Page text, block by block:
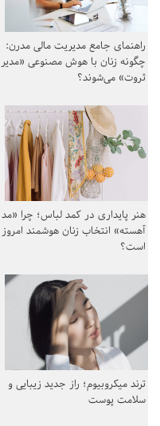
راهنمای جامع مدیریت مالی مدرن:
چگونه زنان با هوش مصنوعی «مدیر
ثروت» می‌شوند؟
هنر پایداری در کمد لباس؛ چرا «مد
آهسته» انتخاب زنان هوشمند امروز
است؟
ترند میکروبیوم؛ راز جدید زیبایی و
سلامت پوست